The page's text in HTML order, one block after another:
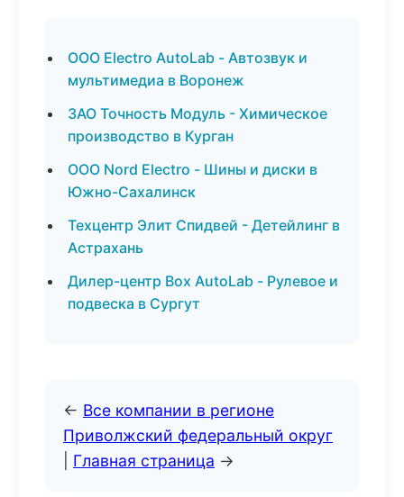
ООО Electro AutoLab - Автозвук и
мультимедиа в Воронеж
ЗАО Точность Модуль - Химическое
производство в Курган
ООО Nord Electro - Шины и диски в
Южно-Сахалинск
Техцентр Элит Спидвей - Детейлинг в
Астрахань
Дилер-центр Box AutoLab - Рулевое и
подвеска в Сургут
← Все компании в регионе
Приволжский федеральный округ
Главная страница →